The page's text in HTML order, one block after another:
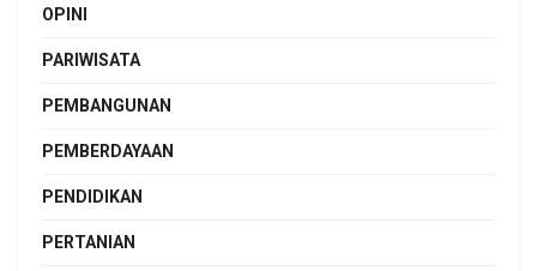
OPINI
PARIWISATA
PEMBANGUNAN
PEMBERDAYAAN
PENDIDIKAN
PERTANIAN